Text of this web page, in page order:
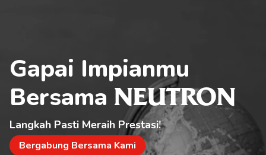
Gapai Impianmu
Bersama NEUTRON
Langkah Pasti Meraih Prestasi!
Bergabung Bersama Kami